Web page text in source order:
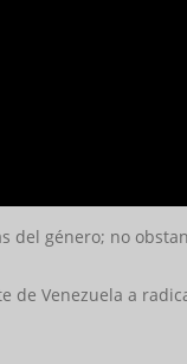
del género; no
de Venezuela a